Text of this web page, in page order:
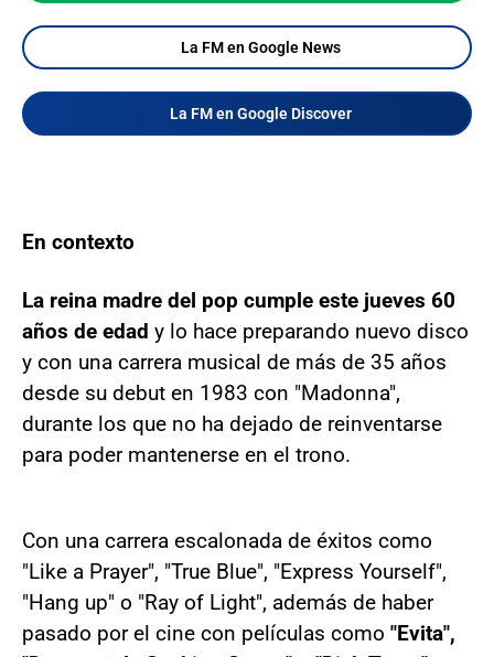
La FM en Google News
La FM en Google Discover
En contexto
La reina madre del pop cumple este jueves 60
años de edad y lo hace preparando nuevo disco
y con una carrera musical de más de 35 años
desde su debut en 1983 con "Madonna",
durante los que no ha dejado de reinventarse
para poder mantenerse en el trono.
Con una carrera escalonada de éxitos como
"Like a Prayer", "True Blue", "Express Yourself",
"Hang up" o "Ray of Light", además de haber
pasado por el cine con películas como "Evita",